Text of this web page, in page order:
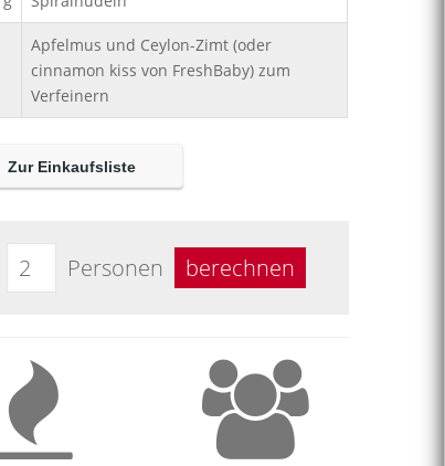
Apfelmus und Ceylon-Zimt (oder
cinnamon kiss von FreshBaby) zum
Verfeinern
Zur Einkaufsliste
Personen berechnen